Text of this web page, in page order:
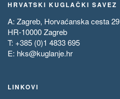
HRVATSKI KUGLAČKI SAVEZ
A: Zagreb, Horvaćanska cesta 29
HR-10000 Zagreb
T: +385 (0)1 4833 695
E: hks@kuglanje.hr
LINKOVI